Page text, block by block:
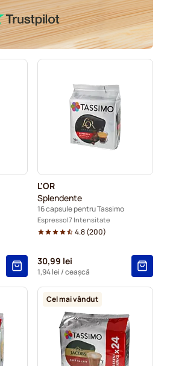
L'OR
Splendente
16 capsule pentru Tassimo
Espresso 7 Intensitate
4.8(200)
30,99 lei
1,94 lei / ceașcă
Cel mai vândut